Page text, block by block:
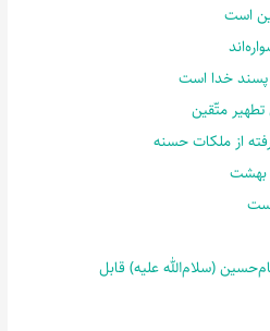
است
پسند خدا است
متّقین
از ملکات حسنه
بهشت
(سلام‌الله علیه) قابل